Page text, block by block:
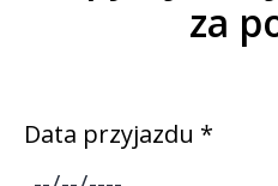
za
Data przyjazdu *